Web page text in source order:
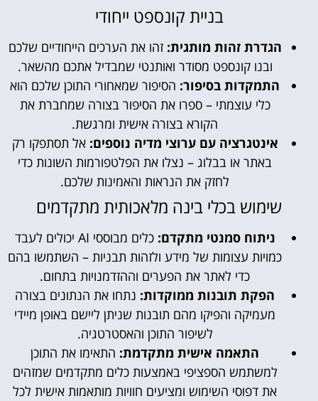
בניית קונספט ייחודי
הגדרת זהות מותגית: זהו את הערכים הייחודיים שלכם
ובנו קונספט מסודר ואותנטי שמבדיל אתכם מהשאר.
התמקדות בסיפור: הסיפור שמאחורי התוכן שלכם הוא
כלי עוצמתי – ספרו את הסיפור בצורה שמחברת את
הקורא בצורה אישית ומרגשת.
אינטגרציה עם ערוצי מדיה נוספים: אל תסתפקו רק
באתר או בבלוג – נצלו את הפלטפורמות השונות כדי
לחזק את הנראות והאמינות שלכם.
שימוש בכלי בינה מלאכותית מתקדמים
ניתוח סמנטי מתקדם:
כלים מבוססי AI יכולים לעבד
כמויות עצומות של מידע ולזהות תבניות – השתמשו בהם
כדי לאתר את הפערים וההזדמנויות בתחום.
הפקת תובנות ממוקדות: נתחו את הנתונים בצורה
מעמיקה והפיקו מהם תובנות שניתן ליישם באופן מיידי
לשיפור התוכן והאסטרטגיה.
התאמה אישית מתקדמת: התאימו את התוכן
למשתמש הספציפי באמצעות כלים מתקדמים שמזהים
את דפוסי השימוש ומציעים חוויות מותאמות אישית לכל